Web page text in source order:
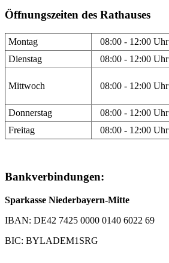
Öffnungszeiten des Rathauses
Montag 08:00 - 12:00 Uhr
Dienstag
08:00 - 12:00 Uhr
Mittwoch 08:00 - 12:00 Uhr
Donnerstag 08:00 - 12:00 Uhr
Freitag
08:00 - 12:00 Uhr
Bankverbindungen:
Sparkasse Niederbayern-Mitte
IBAN: DE42 7425 0000 0140 6022 69
BIC: BYLADEM1SRG